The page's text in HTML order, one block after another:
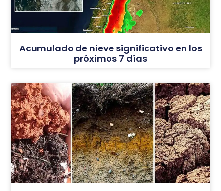
Acumulado de nieve significativo en los
próximos 7 días